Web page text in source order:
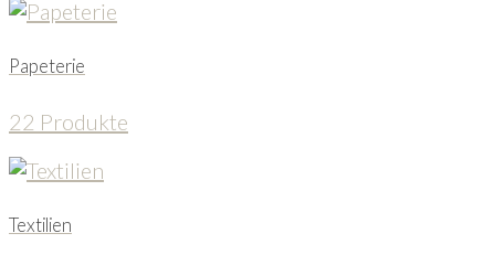
Papeterie
22 Produkte
Textilien